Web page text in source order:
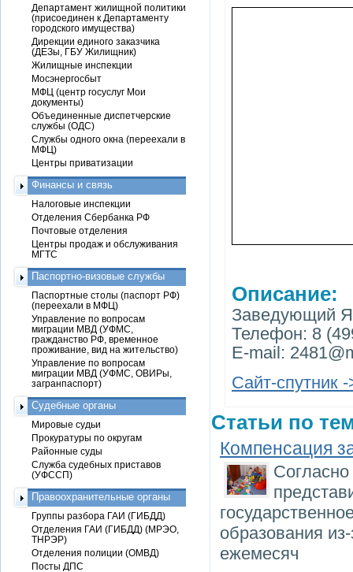
Описание:
Заведующий
Телефон: 8
E-mail:
Сайт-спутник
Статьи по
Компенсация
образования
ежемесяч
Департамент жилищной политики
(присоединен к Департаменту
городского имущества)
Дирекции единого заказчика
(ДЕЗы, ГБУ Жилищник)
Жилищные инспекции
Мосэнергосбыт
МФЦ (центр госуслуг Мои
документы)
Объединенные диспетчерские
службы (ОДС)
Службы одного окна (переехали в
МФЦ)
Центры приватизации
Финансы и связь
Налоговые инспекции
Отделения Сбербанка РФ
Почтовые отделения
Центры продаж и обслуживания
МГТС
Паспортно-визовые службы
Паспортные столы (паспорт РФ)
(переехали в МФЦ)
Управление по вопросам
миграции МВД (УФМС,
гражданство РФ, временное
проживание, вид на жительство)
Управление по вопросам
миграции МВД (УФМС, ОВИРы,
загранпаспорт)
Судебные органы
Мировые судьи
Прокуратуры по округам
Районные суды
Служба судебных приставов
(УФССП)
Правоохранительные органы
Группы разбора ГАИ (ГИБДД)
Отделения ГАИ (ГИБДД) (МРЭО,
ТНРЭР)
Отделения полиции (ОМВД)
Посты ДПС